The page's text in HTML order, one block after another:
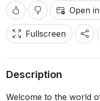
Open
Fullscreen
Description
Welcome to the world